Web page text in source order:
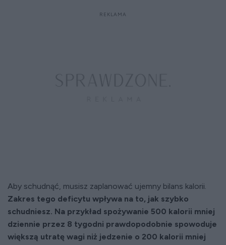
Aby schudnąć, musisz zaplanować ujemny bilans kalorii.
Zakres tego deficytu wpływa na to, jak szybko
schudniesz. Na przykład spożywanie 500 kalorii mniej
dziennie przez 8 tygodni prawdopodobnie spowoduje
większą utratę wagi niż jedzenie o 200 kalorii mniej